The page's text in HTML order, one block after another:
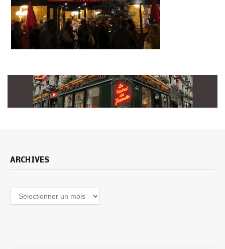
ARCHIVES
Archives